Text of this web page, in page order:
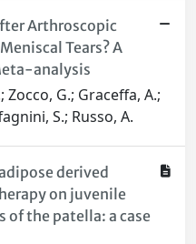
Arthroscopic
Tears? A
analysis
Zocco, G.; Graceffa, A.;
S.; Russo, A.
derived
on juvenile
the patella: a case